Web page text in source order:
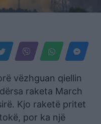
vëzhguan qiellin
raketa March
Kjo raketë pritet
por ka një